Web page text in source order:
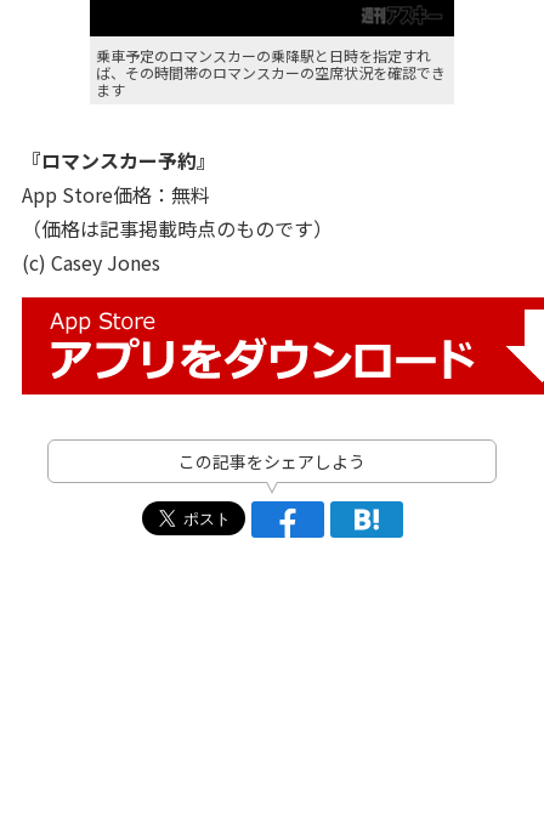
乗車予定のロマンスカーの乗降駅と日時を指定すれ
ば、その時間帯のロマンスカーの空席状況を確認でき
ます
『ロマンスカー予約』
App Store価格：無料
（価格は記事掲載時点のものです）
(c) Casey Jones
この記事をシェアしよう